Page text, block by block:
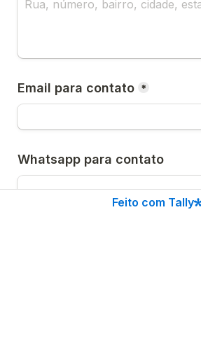
Email para contato *
Whatsapp para contato
Feito com Tally